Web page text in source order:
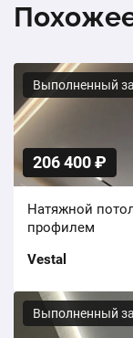
Выполненный
206 400 ₽
Натяжной
профилем
Vestal
Выполненный